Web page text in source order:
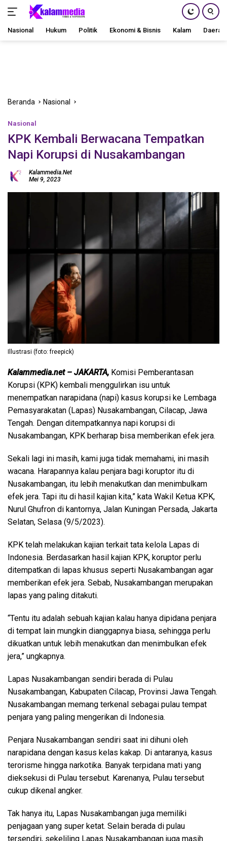
Nasional Hukum Politik Ekonomi & Bisnis Kalam Daerah
Beranda Nasional
Nasional
KPK Kembali Berwacana Tempatkan
Napi Korupsi di Nusakambangan
Kalammedia.net
Mei 9, 2023
Illustrasi (foto: freepick)
Kalammedia.net – JAKARTA, Komisi Pemberantasan
Korupsi (KPK) kembali menggulirkan isu untuk
menempatkan narapidana (napi) kasus korupsi ke Lembaga
Pemasyarakatan (Lapas) Nusakambangan, Cilacap, Jawa
Tengah. Dengan ditempatkannya napi korupsi di
Nusakambangan, KPK berharap bisa memberikan efek jera.
Sekali lagi ini masih, kami juga tidak memahami, ini masih
wacana. Harapannya kalau penjara bagi koruptor itu di
Nusakambangan, itu lebih menakutkan dan menimbulkam
efek jera. Tapi itu di hasil kajian kita,” kata Wakil Ketua KPK,
Nurul Ghufron di kantornya, Jalan Kuningan Persada, Jakarta
Selatan, Selasa (9/5/2023).
KPK telah melakukan kajian terkait tata kelola Lapas di
Indonesia. Berdasarkan hasil kajian KPK, koruptor perlu
ditempatkan di lapas khusus seperti Nusakambangan agar
memberikan efek jera. Sebab, Nusakambangan merupakan
lapas yang paling ditakuti.
“Tentu itu adalah sebuah kajian kalau hanya dipidana penjara
di tempat lain mungkin dianggapnya biasa, sehingga perlu
dikuatkan untuk lebih menakutkan dan menimbulkan efek
jera,” ungkapnya.
Lapas Nusakambangan sendiri berada di Pulau
Nusakambangan, Kabupaten Cilacap, Provinsi Jawa Tengah.
Nusakambangan memang terkenal sebagai pulau tempat
penjara yang paling mengerikan di Indonesia.
Penjara Nusakambangan sendiri saat ini dihuni oleh
narapidana dengan kasus kelas kakap. Di antaranya, kasus
terorisme hingga narkotika. Banyak terpidana mati yang
dieksekusi di Pulau tersebut. Karenanya, Pulau tersebut
cukup dikenal angker.
Tak hanya itu, Lapas Nusakambangan juga memiliki
penjagaan yang super ketat. Selain berada di pulau
tersendiri, sekeliling Lapas Nusakambangan juga masih